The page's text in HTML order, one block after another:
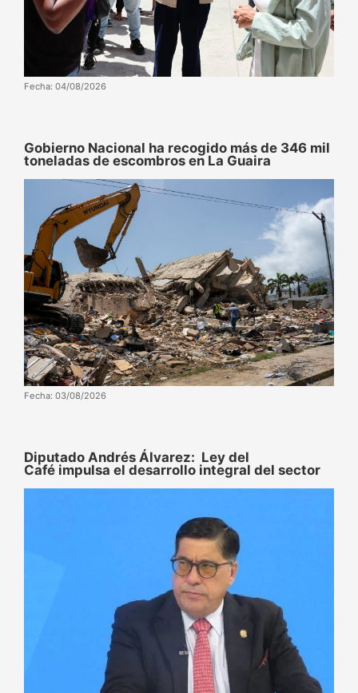
Fecha: 04/08/2026
Gobierno Nacional ha recogido más de 346 mil
toneladas de escombros en La Guaira
Fecha: 03/08/2026
Diputado Andrés Álvarez: Ley del
Café impulsa el desarrollo integral del sector